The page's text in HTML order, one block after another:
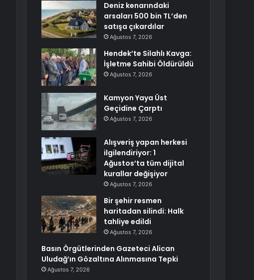
Deniz kenarındaki
arsaları 500 bin TL’den
satışa çıkardılar
Ağustos 7, 2026
Hendek’te Silahlı Kavga:
İşletme Sahibi Öldürüldü
Ağustos 7, 2026
Kamyon Yaya Üst
Geçidine Çarptı
Ağustos 7, 2026
Alışveriş yapan herkesi
ilgilendiriyor: 1
Ağustos’ta tüm dijital
kurallar değişiyor
Ağustos 7, 2026
Bir şehir resmen
haritadan silindi: Halk
tahliye edildi
Ağustos 7, 2026
Basın Örgütlerinden Gazeteci Alican
Uludağ’ın Gözaltına Alınmasına Tepki
Ağustos 7, 2026